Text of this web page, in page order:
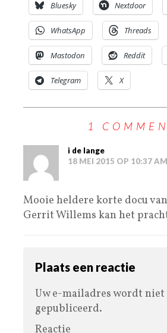
Bluesky Nextdoor
WhatsApp Threads
Mastodon Reddit
Telegram X
1
i de lange
18 MEI 2015 OP 10:37 AM
Mooie heldere korte docu
Gerrit Willems kan het
Plaats een reactie
Uw e-mailadres wordt niet
gepubliceerd.
Reactie